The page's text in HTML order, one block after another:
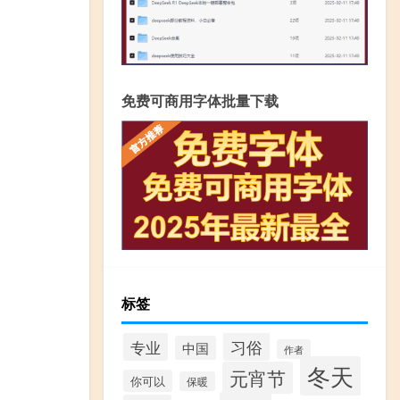
免费可商用字体批量下载
标签
专业 中国 习俗 作者
你可以 保暖 元宵节 冬天